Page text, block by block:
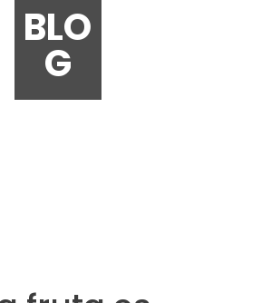
BLO
G